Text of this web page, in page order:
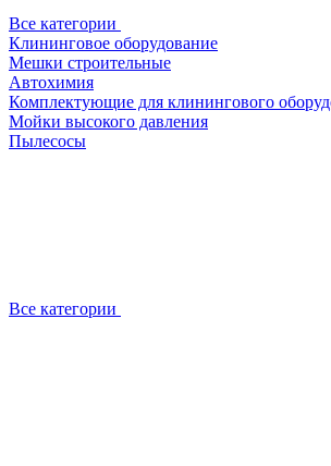
Все категории
Клининговое оборудование
Мешки строительные
Автохимия
Комплектующие для клинингового
Мойки высокого давления
Пылесосы
Все категории